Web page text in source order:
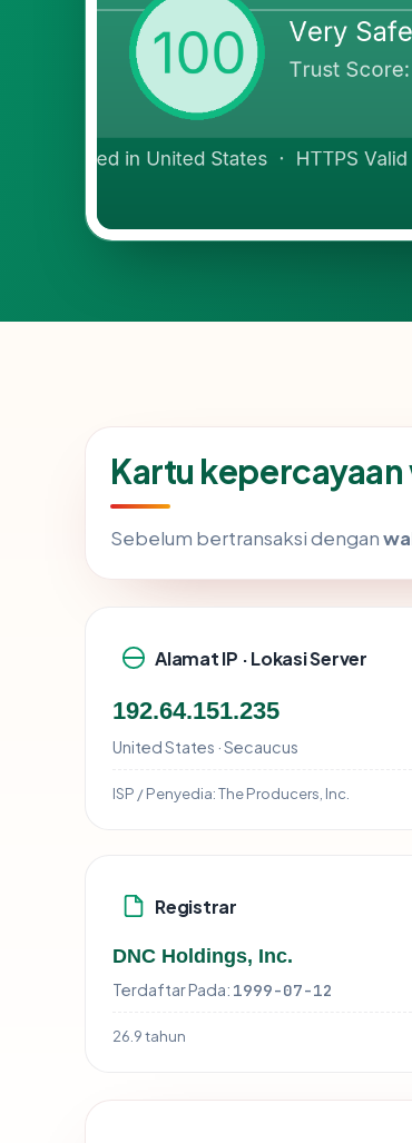
Kartu
Sebelum bertransaksi dengan
Alamat IP · Lokasi Server
192.64.151.235
United States · Secaucus
ISP / Penyedia:The Producers, Inc.
Registrar
DNC Holdings, Inc.
Terdaftar Pada: 1999-07-12
26.9 tahun